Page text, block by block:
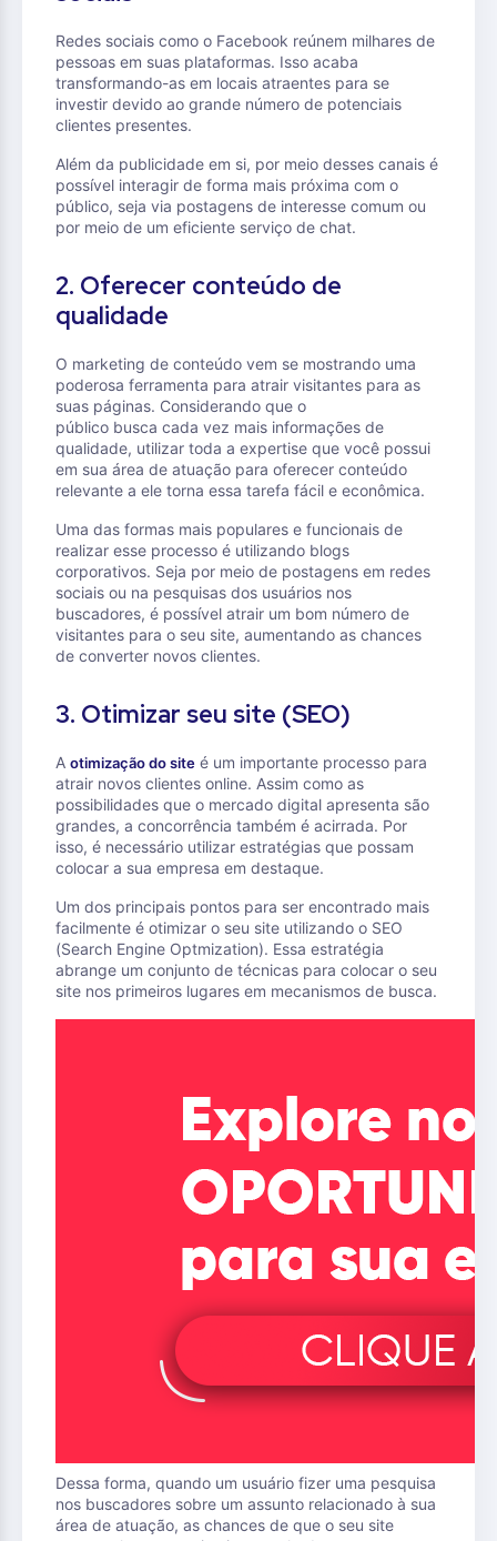
Redes sociais como o Facebook reúnem milhares de
pessoas em suas plataformas. Isso acaba
transformando-as em locais atraentes para se
investir devido ao grande número de potenciais
clientes presentes.
Além da publicidade em si, por meio desses canais é
possível interagir de forma mais próxima com o
público, seja via postagens de interesse comum ou
por meio de um eficiente serviço de chat.
2. Oferecer conteúdo de
qualidade
O marketing de conteúdo vem se mostrando uma
poderosa ferramenta para atrair visitantes para as
suas páginas. Considerando que o
público busca cada vez mais informações de
qualidade, utilizar toda a expertise que você possui
em sua área de atuação para oferecer conteúdo
relevante a ele torna essa tarefa fácil e econômica.
Uma das formas mais populares e funcionais de
realizar esse processo é utilizando blogs
corporativos. Seja por meio de postagens em redes
sociais ou na pesquisas dos usuários nos
buscadores, é possível atrair um bom número de
visitantes para o seu site, aumentando as chances
de converter novos clientes.
3. Otimizar seu site (SEO)
A otimização do site é um importante processo para
atrair novos clientes online. Assim como as
possibilidades que o mercado digital apresenta são
grandes, a concorrência também é acirrada. Por
isso, é necessário utilizar estratégias que possam
colocar a sua empresa em destaque.
Um dos principais pontos para ser encontrado mais
facilmente é otimizar o seu site utilizando o SEO
(Search Engine Optmization). Essa estratégia
abrange um conjunto de técnicas para colocar o seu
site nos primeiros lugares em mecanismos de busca.
Dessa forma, quando um usuário fizer uma pesquisa
nos buscadores sobre um assunto relacionado à sua
área de atuação, as chances de que o seu site